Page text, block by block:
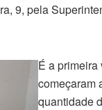
9, pela
É a primeira
começaram
quantidade